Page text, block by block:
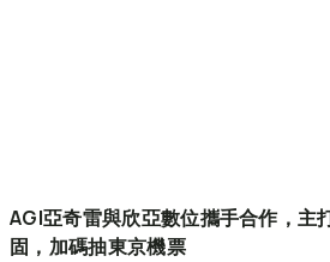
AGI亞奇雷與欣亞數位攜手合作，主
固，加碼抽東京機票